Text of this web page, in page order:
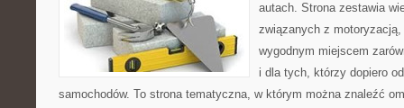
autach. Strona zestawia
związanych z
wygodnym miejscem
i dla tych, którzy dopiero
samochodów. To strona tematyczna, w którym można znaleźć